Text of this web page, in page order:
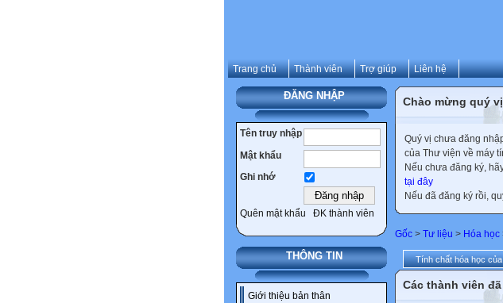
Trang chủ Thành viên Trợ giúp Liên hệ
ĐĂNG NHẬP
Tên truy nhập
Mật khẩu
Ghi nhớ
Quên mật khẩu ĐK thành viên
THÔNG TIN
Giới thiệu bản thân
Chào mừng quý
Quý vị chưa đăng
của Thư viện về máy
Nếu chưa đăng ký,
tại đây
Nếu đã đăng ký rồi,
Gốc > Tư liệu > Hóa học
Tính chất hóa học
Các thành viên